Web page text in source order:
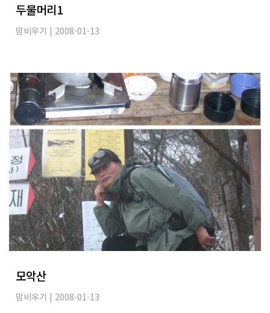
두물머리1
맘비우기 | 2008-01-13
모악산
맘비우기 | 2008-01-13